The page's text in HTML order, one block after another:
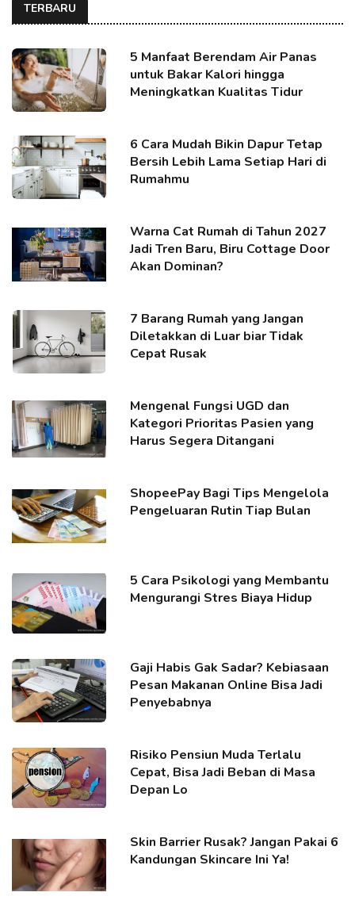
TERBARU
5 Manfaat Berendam Air Panas
untuk Bakar Kalori hingga
Meningkatkan Kualitas Tidur
6 Cara Mudah Bikin Dapur Tetap
Bersih Lebih Lama Setiap Hari di
Rumahmu
Warna Cat Rumah di Tahun 2027
Jadi Tren Baru, Biru Cottage Door
Akan Dominan?
7 Barang Rumah yang Jangan
Diletakkan di Luar biar Tidak
Cepat Rusak
Mengenal Fungsi UGD dan
Kategori Prioritas Pasien yang
Harus Segera Ditangani
ShopeePay Bagi Tips Mengelola
Pengeluaran Rutin Tiap Bulan
5 Cara Psikologi yang Membantu
Mengurangi Stres Biaya Hidup
Gaji Habis Gak Sadar? Kebiasaan
Pesan Makanan Online Bisa Jadi
Penyebabnya
Risiko Pensiun Muda Terlalu
Cepat, Bisa Jadi Beban di Masa
Depan Lo
Skin Barrier Rusak? Jangan Pakai 6
Kandungan Skincare Ini Ya!